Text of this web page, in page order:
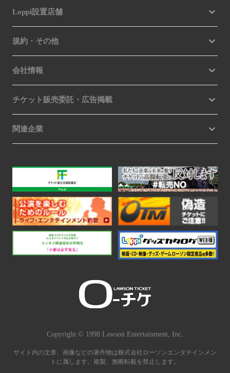
Loppi設置店舗
規約・その他
会社情報
チケット販売委託・広告掲載
関連企業
サイト内の文章、画像などの著作物は株式会社ローソンエンタテインメン
トに属します。複製、無断転載を禁止します。
Copyright © 1998 Lawson Entertainment, Inc.